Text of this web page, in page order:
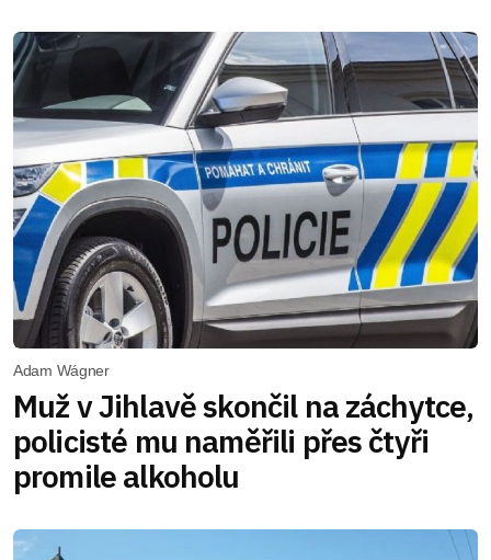
Adam Wágner
Muž v Jihlavě skončil na záchytce,
policisté mu naměřili přes čtyři
promile alkoholu